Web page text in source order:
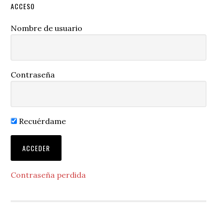
ACCESO
Nombre de usuario
Contraseña
Recuérdame
Contraseña perdida